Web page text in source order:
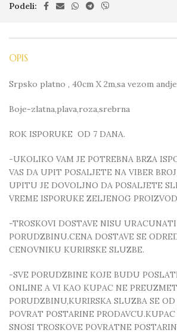
Podeli:
OPIS
Srpsko platno , 40cm X 2m,sa vezom
Boje-zlatna,plava,roza,srebrna
ROK ISPORUKE OD 7 DANA.
-UKOLIKO VAM JE POTREBNA BRZA
VAS DA UPIT POSALJETE NA VIBER
UPITU JE DOVOLJNO DA POSALJETE
VREME ISPORUKE ZELJENOG
-TROSKOVI DOSTAVE NISU
PORUDZBINU.CENA DOSTAVE SE
CENOVNIKU KURIRSKE SLUZBE.
-SVE PORUDZBINE KOJE BUDU
ONLINE A VI KAO KUPAC NE
PORUDZBINU,KURIRSKA SLUZBA SE
POVRAT POSTARINE
SNOSI TROSKOVE POVRATNE